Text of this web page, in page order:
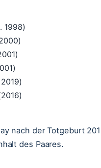
1998)
nach der Totgeburt
des Paares.